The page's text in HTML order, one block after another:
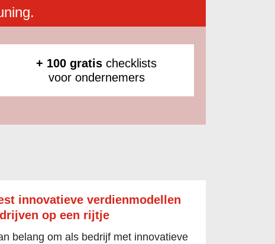
+ 100 gratis checklists
voor ondernemers
innovatieve verdienmodellen
op een rijtje
belang om als bedrijf met innovatieve